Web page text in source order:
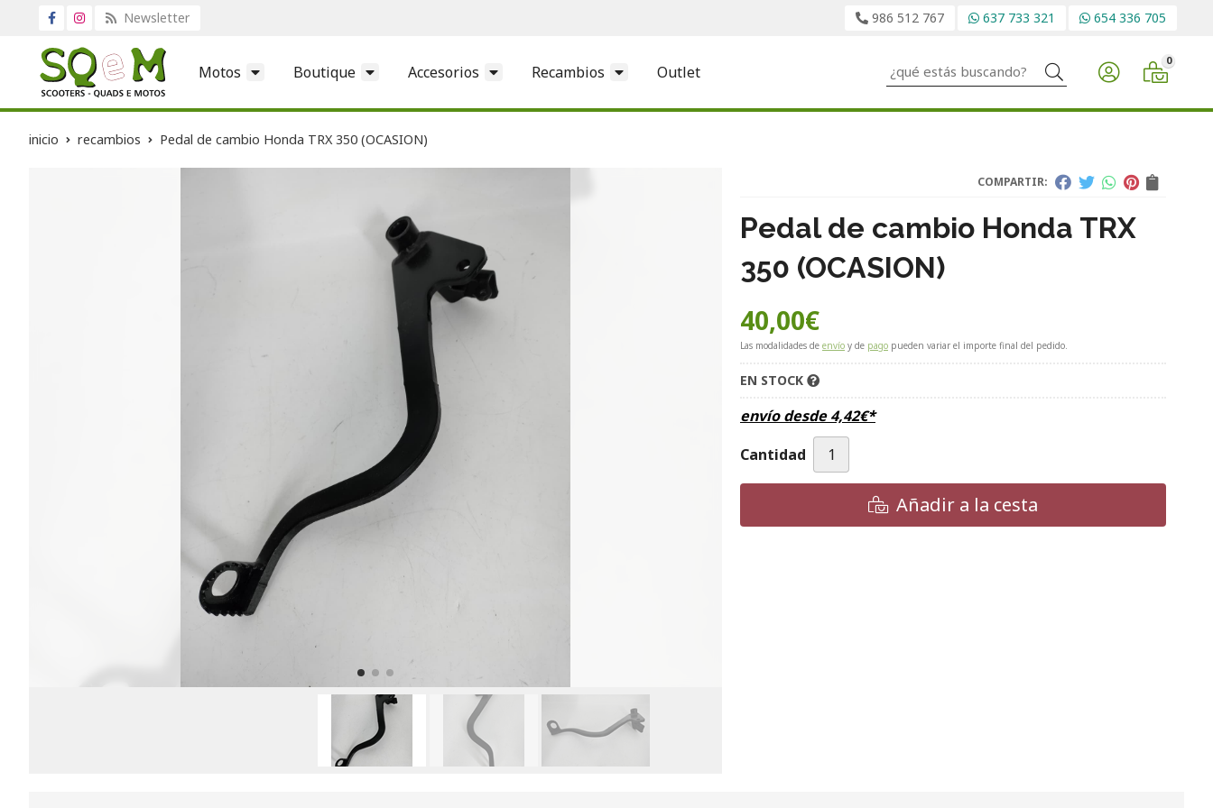
Newsletter 986 512 767 637 733 321 654 336 705
Motos Boutique Accesorios Recambios Outlet Buscar 0
inicio recambios Pedal de cambio Honda TRX 350 (OCASION)
COMPARTIR:
Pedal de cambio Honda TRX
350 (OCASION)
40,00€
Las modalidades de envío y de pago pueden variar el importe final del pedido.
EN STOCK
envío desde4,42€*
Cantidad
Añadir a la cesta